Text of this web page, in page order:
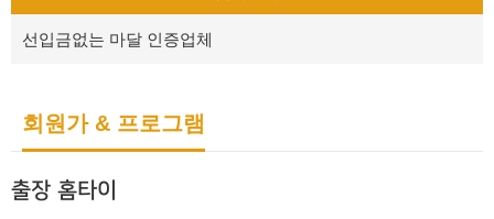
선입금없는 마달 인증업체
회원가 & 프로그램
출장 홈타이